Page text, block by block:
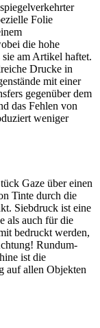
Folie
die hohe
am Artikel haftet.
Drucke in
mit einer
gegenüber dem
das Fehlen von
weniger
Gaze über einen
Tinte durch die
Siebdruck ist eine
als auch für die
bedruckt werden,
Rundum-
ist die
auf allen Objekten